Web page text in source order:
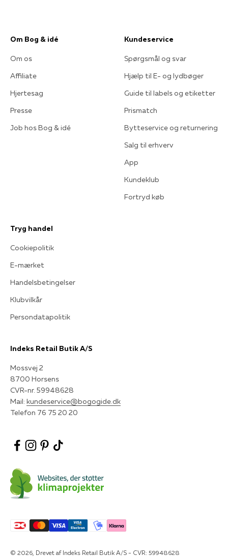
Om Bog & idé
Om os
Affiliate
Hjertesag
Presse
Job hos Bog & idé
Kundeservice
Spørgsmål og svar
Hjælp til E- og lydbøger
Guide til labels og etiketter
Prismatch
Bytteservice og returnering
Salg til erhverv
App
Kundeklub
Fortryd køb
Tryg handel
Cookiepolitik
E-mærket
Handelsbetingelser
Klubvilkår
Persondatapolitik
Indeks Retail Butik A/S
Mossvej 2
8700 Horsens
CVR-nr. 59948628
Mail: kundeservice@bogogide.dk
Telefon 76 75 20 20
© 2026, Drevet af Indeks Retail Butik A/S - CVR: 59948628